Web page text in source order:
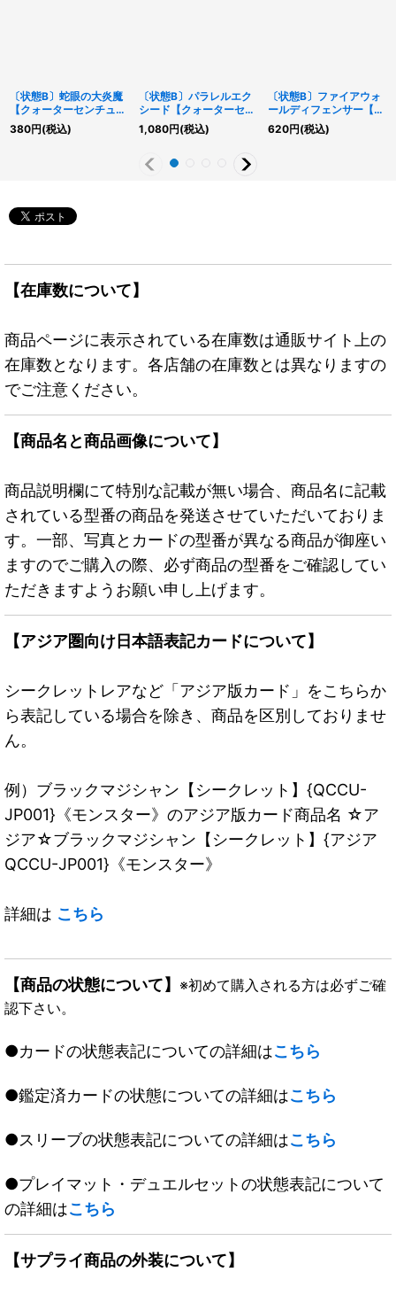
〔状態B〕蛇眼の大炎魔
【クォーターセンチュリ
ーシークレット】
{LEDE-JP011}《モンス
380円(税込)
〔状態B〕パラレルエク
シード【クォーターセン
チュリーシークレット】
{QCCU-JP097}《モン
1,080円(税込)
〔状態B〕ファイアウォ
ールディフェンサー【ク
ォーターセンチュリーシ
ークレット】{QCCU-
620円(税込)
【在庫数について】
商品ページに表示されている在庫数は通販サイト上の
在庫数となります。各店舗の在庫数とは異なりますの
でご注意ください。
【商品名と商品画像について】
商品説明欄にて特別な記載が無い場合、商品名に記載
されている型番の商品を発送させていただいておりま
す。一部、写真とカードの型番が異なる商品が御座い
ますのでご購入の際、必ず商品の型番をご確認してい
ただきますようお願い申し上げます。
【アジア圏向け日本語表記カードについて】
シークレットレアなど「アジア版カード」をこちらか
ら表記している場合を除き、商品を区別しておりませ
ん。
例）ブラックマジシャン【シークレット】{QCCU-
JP001}《モンスター》のアジア版カード商品名 ☆ア
ジア☆ブラックマジシャン【シークレット】{アジア
QCCU-JP001}《モンスター》
詳細は こちら
【商品の状態について】 ※初めて購入される方は必ずご確
認下さい。
●カードの状態表記についての詳細はこちら
●鑑定済カードの状態についての詳細はこちら
●スリーブの状態表記についての詳細はこちら
●プレイマット・デュエルセットの状態表記について
の詳細はこちら
【サプライ商品の外装について】